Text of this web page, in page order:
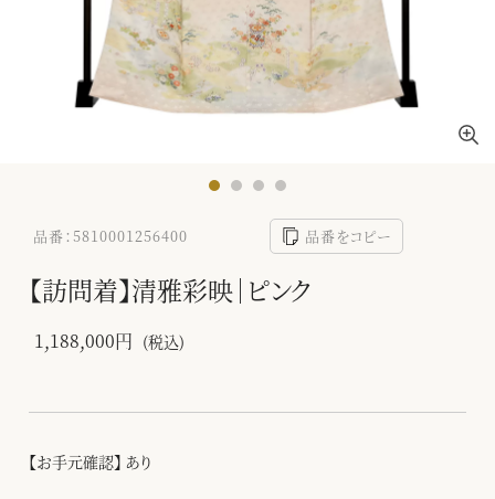
品番：5810001256400 品番をコピー
【訪問着】清雅彩映｜ピンク
1,188,000円 (税込)
【お手元確認】 あり